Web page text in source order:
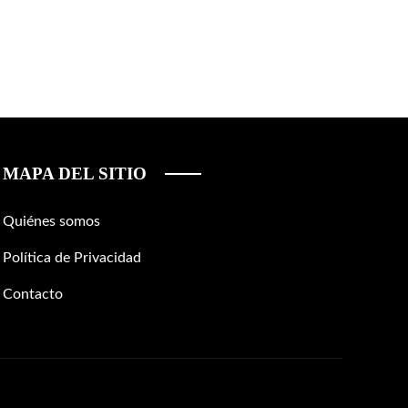
MAPA DEL SITIO
Quiénes somos
Política de Privacidad
Contacto